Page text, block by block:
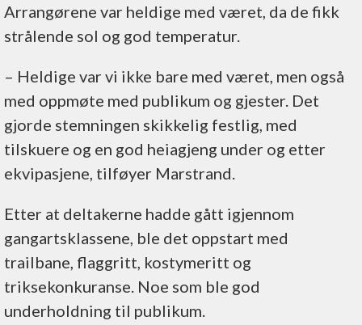
Arrangørene var heldige med været, da de fikk
strålende sol og god temperatur.
– Heldige var vi ikke bare med været, men også
med oppmøte med publikum og gjester. Det
gjorde stemningen skikkelig festlig, med
tilskuere og en god heiagjeng under og etter
ekvipasjene, tilføyer Marstrand.
Etter at deltakerne hadde gått igjennom
gangartsklassene, ble det oppstart med
trailbane, flaggritt, kostymeritt og
triksekonkuranse. Noe som ble god
underholdning til publikum.